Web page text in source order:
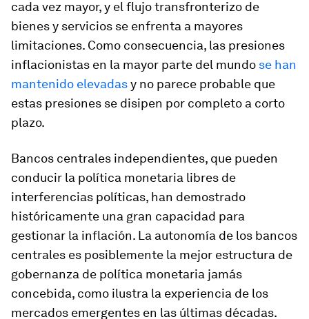
cada vez mayor, y el flujo transfronterizo de
bienes y servicios se enfrenta a mayores
limitaciones. Como consecuencia, las presiones
inflacionistas en la mayor parte del mundo se han
mantenido elevadasy no parece probable que
estas presiones se disipen por completo a corto
plazo.
Bancos centrales independientes, que pueden
conducir la política monetaria libres de
interferencias políticas, han demostrado
históricamente una gran capacidad para
gestionar la inflación. La autonomía de los bancos
centrales es posiblemente la mejor estructura de
gobernanza de política monetaria jamás
concebida, como ilustra la experiencia de los
mercados emergentes en las últimas décadas.